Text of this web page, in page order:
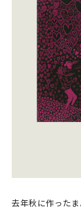
印刷見本
シルクスクリーン
無地素材
はんこ
去年秋に作った